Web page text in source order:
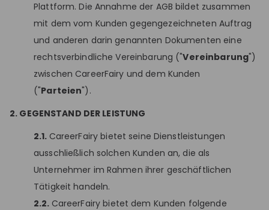
Plattform. Die Annahme der AGB bildet zusammen
mit dem vom Kunden gegengezeichneten Auftrag
und anderen darin genannten Dokumenten eine
rechtsverbindliche Vereinbarung ("Vereinbarung")
zwischen CareerFairy und dem Kunden
("Parteien").
2. GEGENSTAND DER LEISTUNG
2.1. CareerFairy bietet seine Dienstleistungen
ausschließlich solchen Kunden an, die als
Unternehmer im Rahmen ihrer geschäftlichen
Tätigkeit handeln.
2.2. CareerFairy bietet dem Kunden folgende